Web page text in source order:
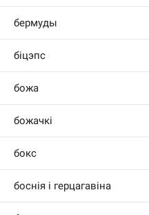
бермуды
біцэпс
божа
божачкі
бокс
боснія і герцагавіна